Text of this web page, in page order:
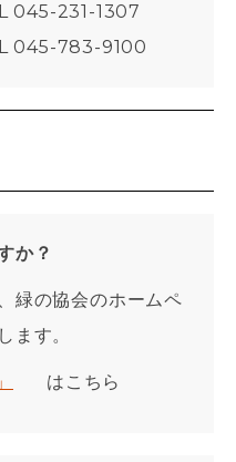
231-1307
783-9100
か？
緑の協会のホームペ
ます。
はこちら